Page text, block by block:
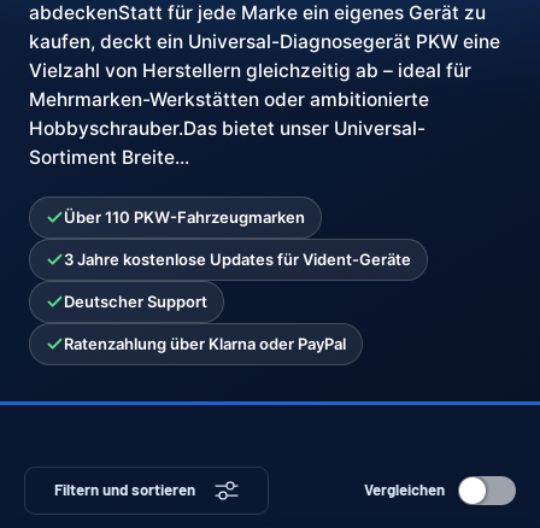
abdeckenStatt für jede Marke ein eigenes Gerät zu
kaufen, deckt ein Universal-Diagnosegerät PKW eine
Vielzahl von Herstellern gleichzeitig ab – ideal für
Mehrmarken-Werkstätten oder ambitionierte
Hobbyschrauber.Das bietet unser Universal-
Sortiment Breite...
Über 110 PKW-Fahrzeugmarken
3 Jahre kostenlose Updates für Vident-Geräte
Deutscher Support
Ratenzahlung über Klarna oder PayPal
Filtern und sortieren Vergleichen